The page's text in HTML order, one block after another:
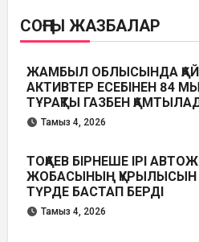
СОҢҒЫ ЖАЗБАЛАР
ЖАМБЫЛ ОБЛЫСЫНДА
АКТИВТЕР ЕСЕБІНЕН 84
ТҰРАҚТЫ ГАЗБЕН
Тамыз 4, 2026
ТОҚАЕВ БІРНЕШЕ ІРІ
ЖОБАСЫНЫҢ ҚҰРЫЛЫСЫН
ТҮРДЕ БАСТАП БЕРДІ
Тамыз 4, 2026